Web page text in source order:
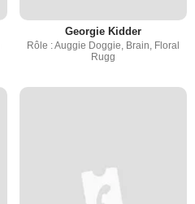
Georgie Kidder
Rôle : Auggie Doggie, Brain, Floral
Rugg